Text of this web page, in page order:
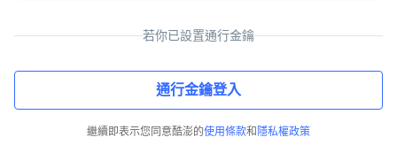
若你已設置通行金鑰
通行金鑰登入
繼續即表示您同意酷澎的使用條款和 隱私權政策